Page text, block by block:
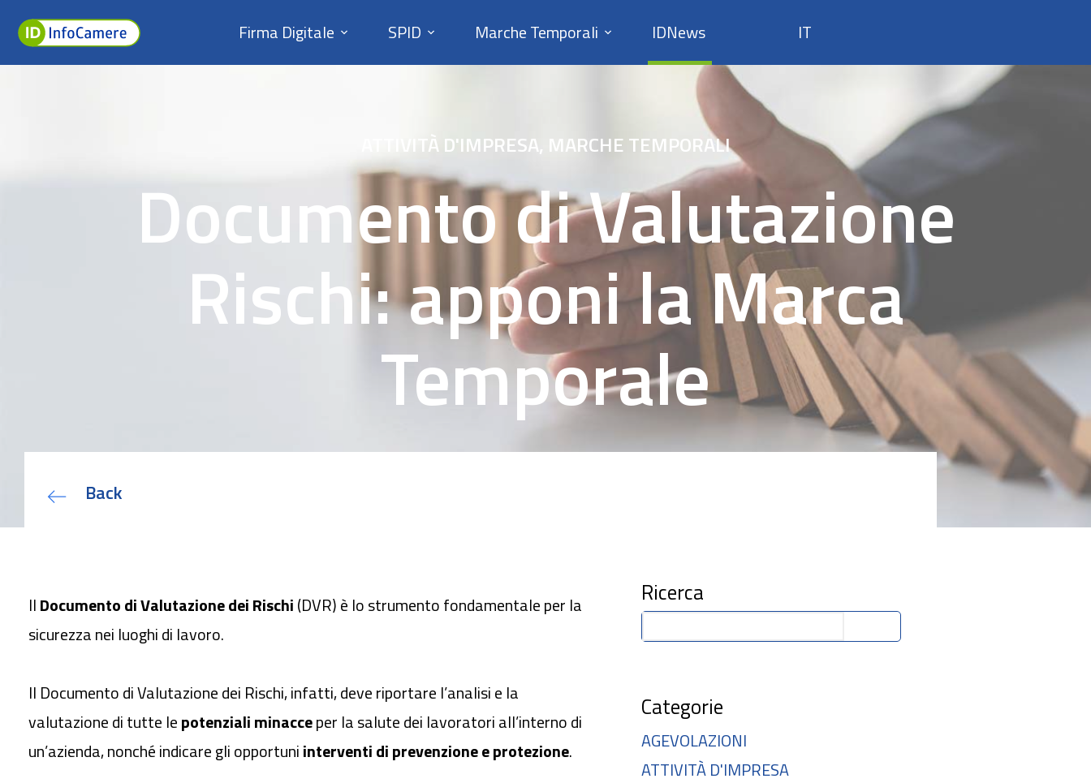
Firma Digitale
Marche Temporali
IDNews
EUDI Wallet: i Servizi Fiduciari
qualificati sono le fondamenta
della nuova identità digitale
Bando Sviluppo competenze
specialistiche delle PMI
Deposito Bilancio con Firma
in azienda
Firma Digitale SPID Marche Temporali IDNews IT
ATTIVITÀ D'IMPRESA, MARCHE TEMPORALI
Documento di Valutazione
Rischi: apponi la Marca
Temporale
Back
IlDocumento di Valutazione dei Rischi(DVR) è lo strumento fondamentale per la
sicurezza nei luoghi di lavoro.
Il Documento di Valutazione dei Rischi, infatti, deve riportare l’analisi e la
valutazione di tutte lepotenziali minacceper la salute dei lavoratori all’interno di
un’azienda, nonché indicare gli opportuniinterventi di prevenzione e protezione.
Ricerca
Categorie
AGEVOLAZIONI
ATTIVITÀ D'IMPRESA